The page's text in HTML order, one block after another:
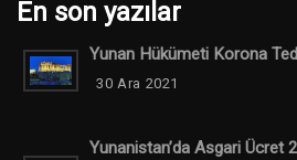
En son yazılar
Yunan Hükümeti Korona
30 Ara 2021
Yunanistan’da Asgari Ücret